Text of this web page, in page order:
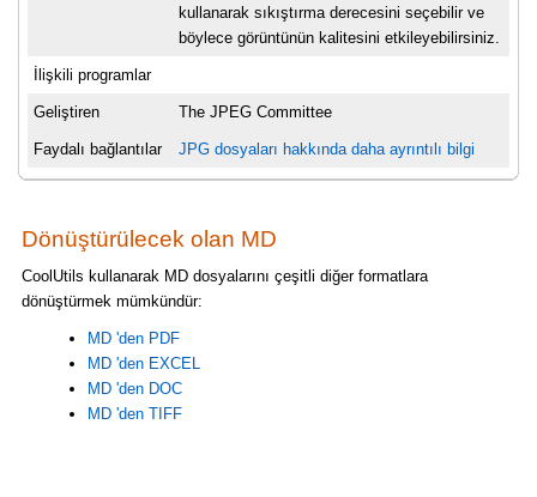
kullanarak sıkıştırma derecesini seçebilir ve
böylece görüntünün kalitesini etkileyebilirsiniz.
İlişkili programlar
Geliştiren The JPEG Committee
Faydalı bağlantılar JPG dosyaları hakkında daha ayrıntılı bilgi
Dönüştürülecek olan MD
CoolUtils kullanarak MD dosyalarını çeşitli diğer formatlara
dönüştürmek mümkündür:
MD 'den PDF
MD 'den EXCEL
MD 'den DOC
MD 'den TIFF